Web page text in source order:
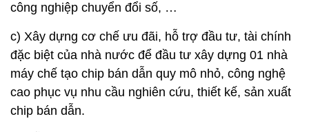
công nghiệp chuyển đổi số, …
c) Xây dựng cơ chế ưu đãi, hỗ trợ đầu tư, tài chính
đặc biệt của nhà nước để đầu tư xây dựng 01 nhà
máy chế tạo chip bán dẫn quy mô nhỏ, công nghệ
cao phục vụ nhu cầu nghiên cứu, thiết kế, sản xuất
chip bán dẫn.